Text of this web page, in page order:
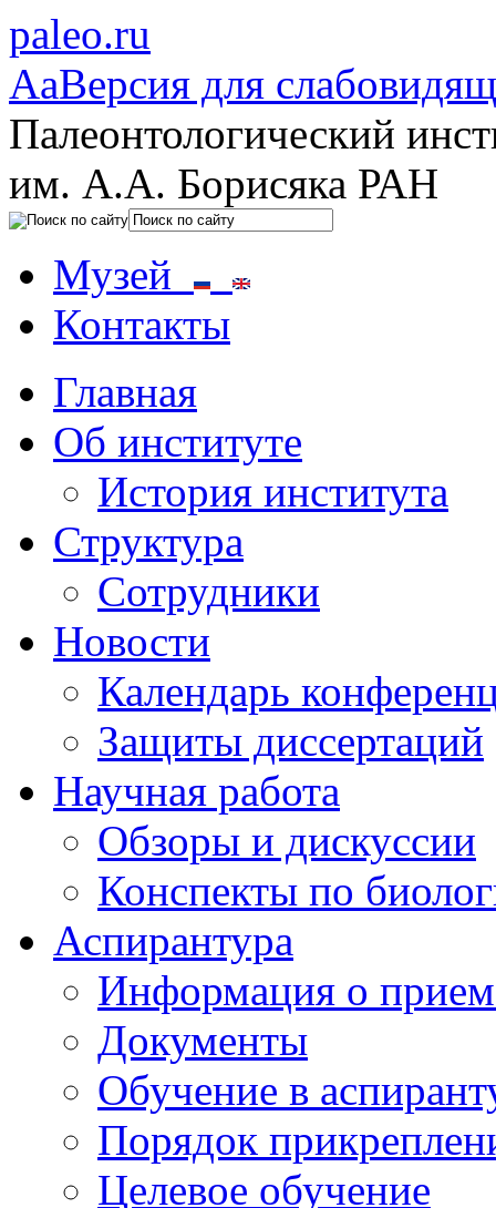
paleo.ru
AaВерсия для
Палеонтологический
им. А.А. Борисяка РАН
Музей
Контакты
Главная
Об институте
История института
Структура
Сотрудники
Новости
Календарь
Защиты диссертаций
Научная работа
Обзоры и дискуссии
Конспекты по
Аспирантура
Информация о
Документы
Обучение в
Порядок
Целевое обучение